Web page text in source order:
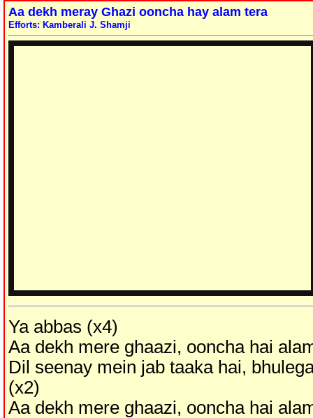
Aa dekh meray Ghazi ooncha hay alam tera
Efforts: Kamberali J. Shamji
Ya abbas (x4)
Aa dekh mere ghaazi, ooncha hai
Dil seenay mein jab taaka hai,
(x2)
Aa dekh mere ghaazi, ooncha hai